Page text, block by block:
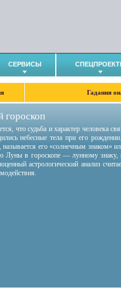
СЕРВИСЫ
Гадания
гороскоп
что судьба и характер человека
небесные тела при его
называется его «солнечным знаком»
Луны в гороскопе — лунному
астрологический анализ